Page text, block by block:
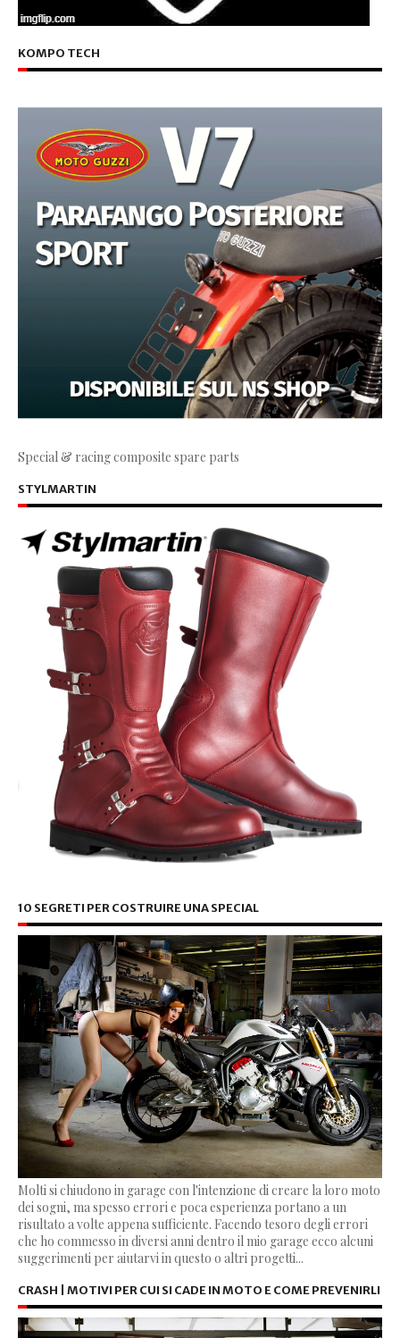
KOMPO TECH
Special & racing composite spare parts
STYLMARTIN
10 SEGRETI PER COSTRUIRE UNA SPECIAL
Molti si chiudono in garage con l'intenzione di creare la loro moto
dei sogni, ma spesso errori e poca esperienza portano a un
risultato a volte appena sufficiente. Facendo tesoro degli errori
che ho commesso in diversi anni dentro il mio garage ecco alcuni
suggerimenti per aiutarvi in questo o altri progetti...
CRASH | MOTIVI PER CUI SI CADE IN MOTO E COME PREVENIRLI